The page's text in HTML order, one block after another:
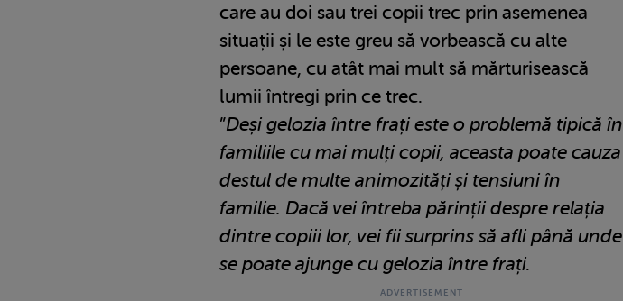
care au doi sau trei copii trec prin asemenea
situații și le este greu să vorbească cu alte
persoane, cu atât mai mult să mărturisească
lumii întregi prin ce trec.
”Deși gelozia între frați este o problemă tipică în
familiile cu mai mulți copii, aceasta poate cauza
destul de multe animozități și tensiuni în
familie. Dacă vei întreba părinții despre relația
dintre copiii lor, vei fii surprins să afli până unde
se poate ajunge cu gelozia între frați.